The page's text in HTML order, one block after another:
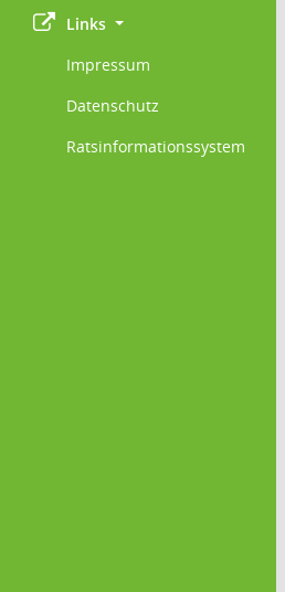
Links
Impressum
Datenschutz
Ratsinformationssystem